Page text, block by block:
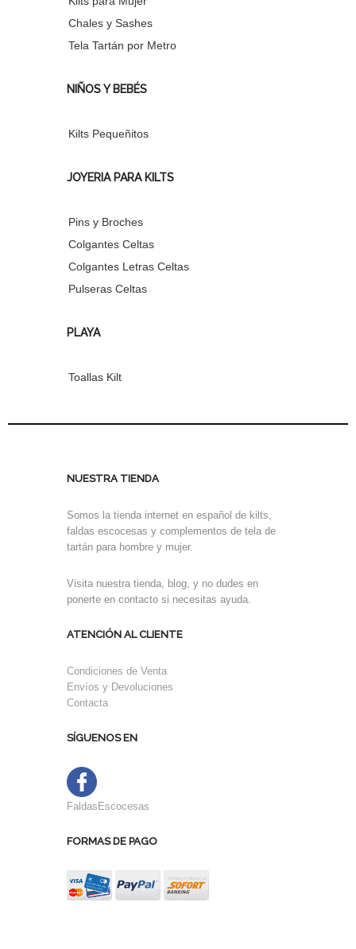
Chales y Sashes
Tela Tartán por Metro
NIÑOS Y BEBÉS
Kilts Pequeñitos
JOYERIA PARA KILTS
Pins y Broches
Colgantes Celtas
Colgantes Letras Celtas
Pulseras Celtas
PLAYA
Toallas Kilt
NUESTRA TIENDA
Somos la tienda internet en español de kilts,
faldas escocesas y complementos de tela de
tartán para hombre y mujer.
Visita nuestra tienda, blog, y no dudes en
ponerte en contacto si necesitas ayuda.
ATENCIÓN AL CLIENTE
Condiciones de Venta
Envíos y Devoluciones
Contacta
SÍGUENOS EN
FaldasEscocesas
FORMAS DE PAGO